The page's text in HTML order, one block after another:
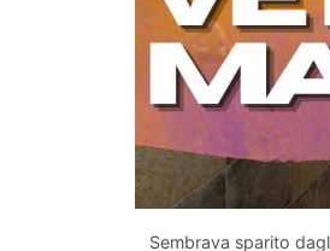
Sembrava sparito